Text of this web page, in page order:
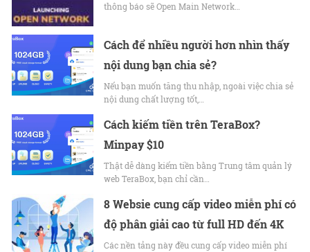
thông báo sẽ Open Main Network…
Cách để nhiều người hơn nhìn thấy
nội dung bạn chia sẻ?
Nếu bạn muốn tăng thu nhập, ngoài việc chia sẻ
nội dung chất lượng tốt,…
Cách kiếm tiền trên TeraBox?
Minpay $10
Thật dễ dàng kiếm tiền bằng Trung tâm quản lý
web TeraBox, bạn chỉ cần…
8 Websie cung cấp video miễn phí có
độ phân giải cao từ full HD đến 4K
Các nền tảng này đều cung cấp video miễn phí